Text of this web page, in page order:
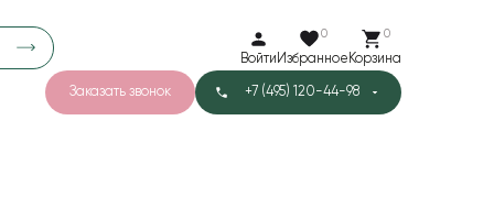
Войти
0
Избранное
0
Корзина
Заказать звонок +7 (495) 120-44-98